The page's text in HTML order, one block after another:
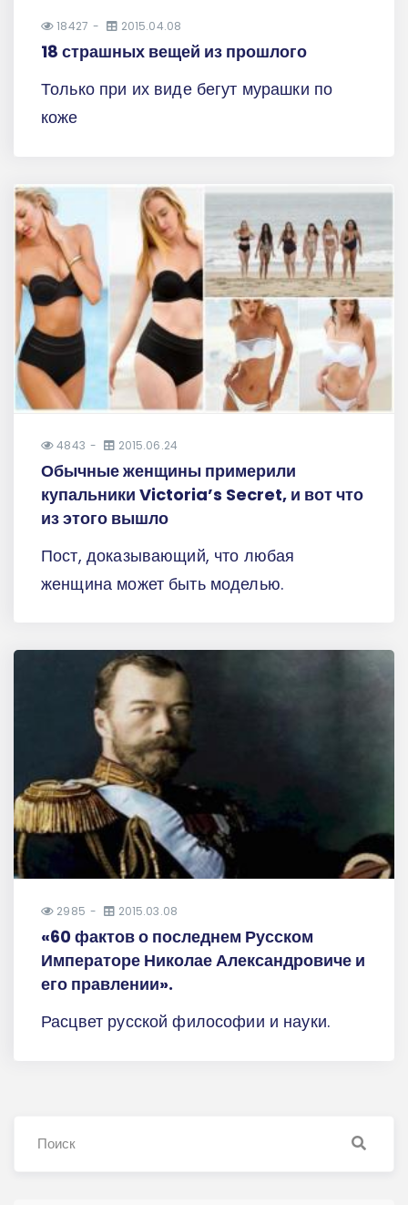
18427 2015.04.08
18 страшных вещей из прошлого
Только при их виде бегут мурашки по
коже
4843 2015.06.24
Обычные женщины примерили
купальники Victoria’s Secret, и вот что
из этого вышло
Пост, доказывающий, что любая
женщина может быть моделью.
2985 2015.03.08
«60 фактов о последнем Русском
Императоре Николае Александровиче и
его правлении».
Расцвет русской философии и науки.